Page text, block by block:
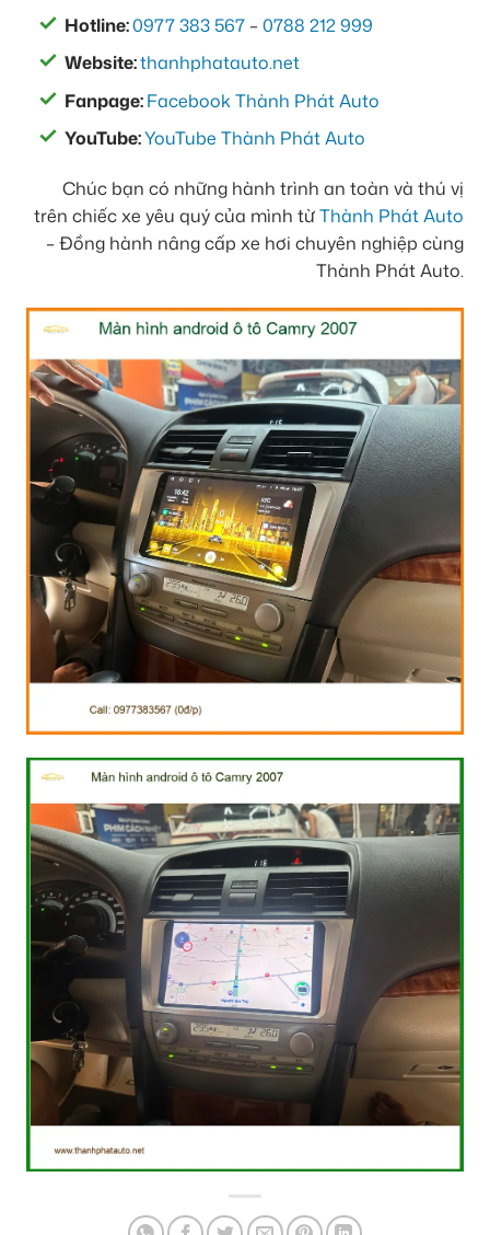
Hotline:0977 383 567 –0788 212 999
Website:thanhphatauto.net
Fanpage:Facebook Thành Phát Auto
YouTube:YouTube Thành Phát Auto
Chúc bạn có những hành trình an toàn và thú vị
trên chiếc xe yêu quý của mình từThành Phát Auto
– Đồng hành nâng cấp xe hơi chuyên nghiệp cùng
Thành Phát Auto.